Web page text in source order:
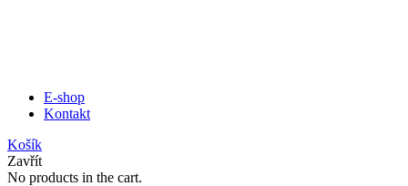
E-shop
Kontakt
Košík
Zavřít
No products in the cart.